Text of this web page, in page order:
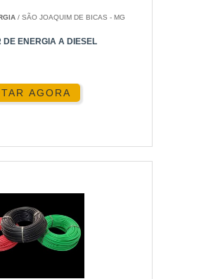
/ SÃO JOAQUIM DE BICAS - MG
DE ENERGIA A DIESEL
AGORA